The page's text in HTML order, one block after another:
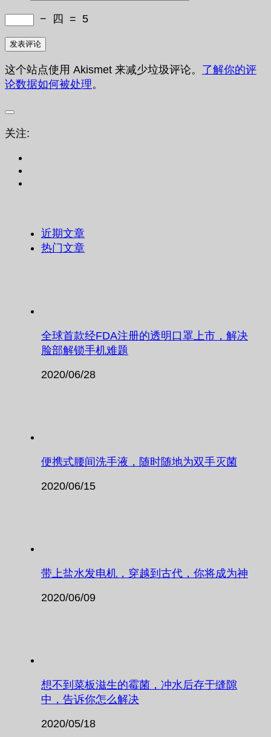
− 四 = 5
这个站点使用 Akismet 来减少垃圾评论。 了解你的评
论数据如何被处理。
关注:
近期文章
热门文章
全球首款经FDA注册的透明口罩上市，解决
脸部解锁手机难题
2020/06/28
便携式腰间洗手液，随时随地为双手灭菌
2020/06/15
带上盐水发电机，穿越到古代，你将成为神
2020/06/09
想不到菜板滋生的霉菌，冲水后存于缝隙
中，告诉你怎么解决
2020/05/18